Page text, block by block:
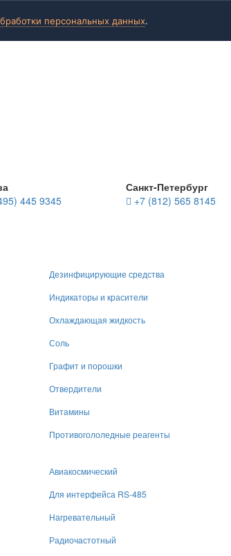
персональных данных.
445 9345
Санкт-Петербург
+7 (812) 565 8145
Дезинфицирующие средства
Индикаторы и красители
Охлаждающая жидкость
Соль
Графит и порошки
Отвердители
Витамины
Противогололедные реагенты
Авиакосмический
Для интерфейса RS-485
Нагревательный
Радиочастотный